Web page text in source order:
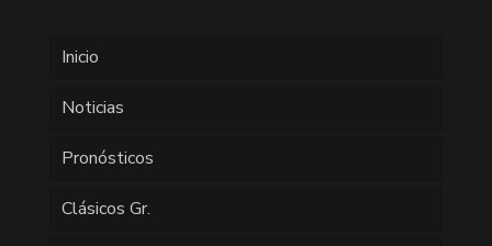
Inicio
Noticias
Pronósticos
Clásicos Gr.